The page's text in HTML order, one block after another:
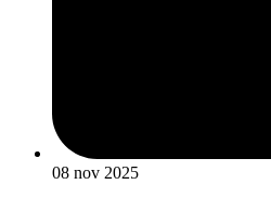
08 nov 2025